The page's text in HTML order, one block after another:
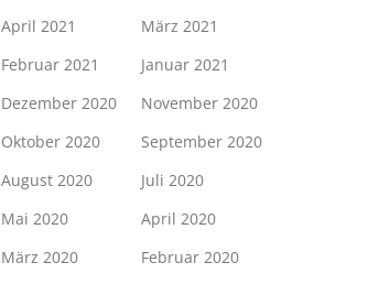
April 2021
März 2021
Februar 2021
Januar 2021
Dezember 2020
November 2020
Oktober 2020
September 2020
August 2020
Juli 2020
Mai 2020
April 2020
März 2020
Februar 2020